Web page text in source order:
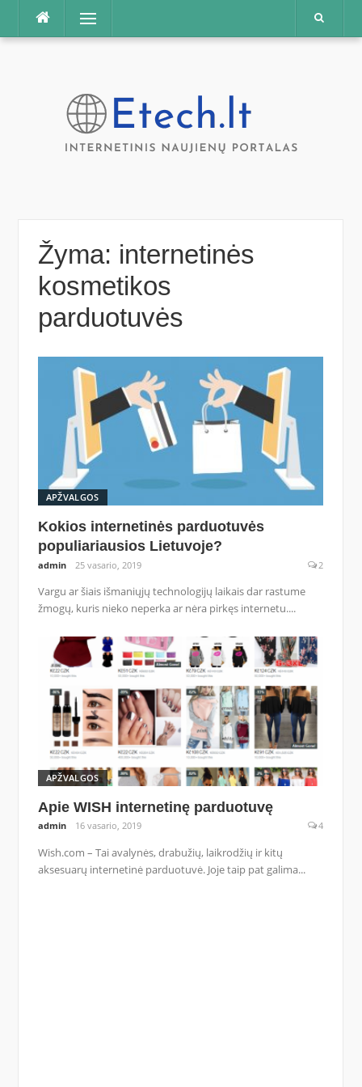
Praleisti
Meniu
Žyma: internetinės
kosmetikos
parduotuvės
APŽVALGOS
Kokios internetinės parduotuvės
populiariausios Lietuvoje?
admin 25 vasario, 2019 2
Vargu ar šiais išmaniųjų technologijų laikais dar rastume
žmogų, kuris nieko neperka ar nėra pirkęs internetu....
APŽVALGOS
Apie WISH internetinę parduotuvę
admin 16 vasario, 2019 4
Wish.com – Tai avalynės, drabužių, laikrodžių ir kitų
aksesuarų internetinė parduotuvė. Joje taip pat galima...